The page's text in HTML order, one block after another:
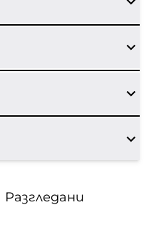
Разгледани